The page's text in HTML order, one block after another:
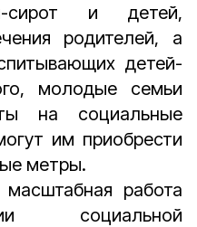
и детей,
родителей, а
детей-
молодые семьи
на социальные
им приобрести
метры.
работа
социальной